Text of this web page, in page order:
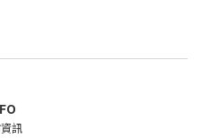
訊